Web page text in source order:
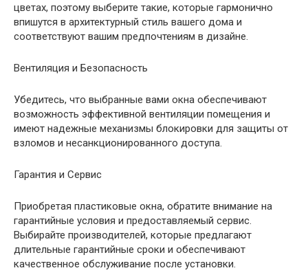
цветах, поэтому выберите такие, которые гармонично
впишутся в архитектурный стиль вашего дома и
соответствуют вашим предпочтениям в дизайне.
Вентиляция и Безопасность
Убедитесь, что выбранные вами окна обеспечивают
возможность эффективной вентиляции помещения и
имеют надежные механизмы блокировки для защиты от
взломов и несанкционированного доступа.
Гарантия и Сервис
Приобретая пластиковые окна, обратите внимание на
гарантийные условия и предоставляемый сервис.
Выбирайте производителей, которые предлагают
длительные гарантийные сроки и обеспечивают
качественное обслуживание после установки.